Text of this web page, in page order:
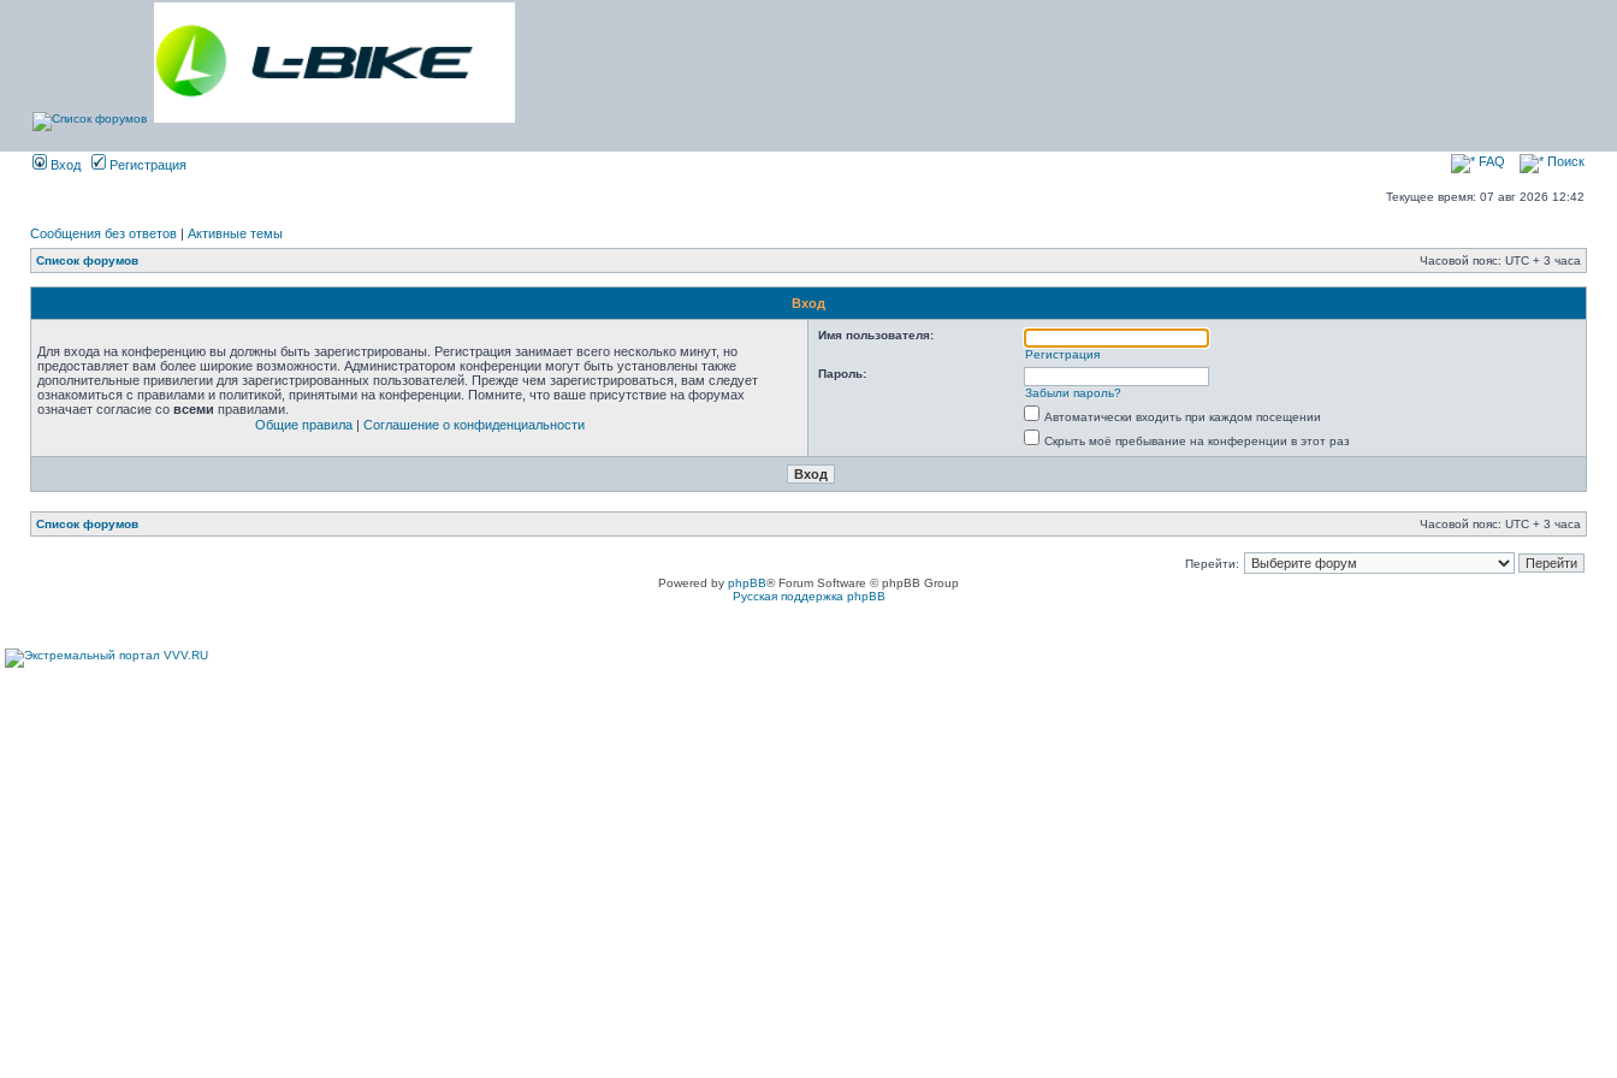
Вход Регистрация FAQ Поиск
Текущее время: 07 авг 2026 12:42
Сообщения без ответов | Активные темы
Список форумов Часовой пояс: UTC + 3 часа
Вход
Для входа на конференцию вы должны быть зарегистрированы. Регистрация занимает всего несколько минут, но
предоставляет вам более широкие возможности. Администратором конференции могут быть установлены также
дополнительные привилегии для зарегистрированных пользователей. Прежде чем зарегистрироваться, вам следует
ознакомиться с правилами и политикой, принятыми на конференции. Помните, что ваше присутствие на форумах
означает согласие со всеми правилами.
Общие правила| Соглашение о конфиденциальности
Имя пользователя:
Регистрация
Пароль:
Забыли пароль?
Автоматически входить при каждом посещении
Скрыть моё пребывание на конференции в этот раз
Список форумов Часовой пояс: UTC + 3 часа
Перейти:
Powered by phpBB® Forum Software © phpBB Group
Русская поддержка phpBB